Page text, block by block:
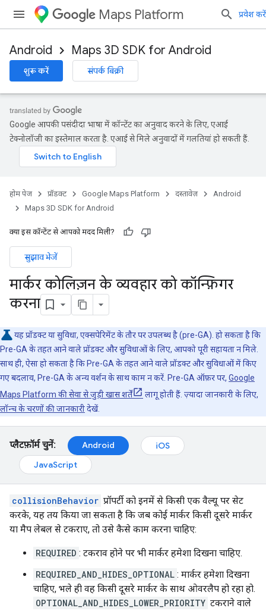
Maps Platform प्रवेश करें
Android Maps 3D SDK for Android
शुरू करें संपर्क बिक्री
Google आपकी पसंदीदा भाषा में कॉन्टेंट का अनुवाद करने के लिए, एआई
टेक्नोलॉजी का इस्तेमाल करता है. एआई से मिले अनुवादों में गलतियां हो सकती हैं.
होम पेज प्रॉडक्ट Google Maps Platform दस्तावेज़
Android
Maps 3D SDK for Android
क्या इस कॉन्टेंट से आपको मदद मिली?
सुझाव भेजें
मार्कर कोलिज़न के व्यवहार को कॉन्फ़िगर
करना
यह प्रॉडक्ट या सुविधा, एक्सपेरिमेंट के तौर पर उपलब्ध है (pre-GA). हो सकता है कि
Pre-GA के तहत आने वाले प्रॉडक्ट और सुविधाओं के लिए, आपको पूरी सहायता न मिले.
साथ ही, ऐसा हो सकता है कि Pre-GA के तहत आने वाले प्रॉडक्ट और सुविधाओं में किए
गए बदलाव, Pre-GA के अन्य वर्शन के साथ काम न करें. Pre-GA ऑफ़र पर, Google
Maps Platform की सेवा से जुड़ी खास शर्तें
लागू होती हैं. ज़्यादा जानकारी के लिए,
लॉन्च के चरणों की जानकारीदेखें.
प्लैटफ़ॉर्म चुनें: Android
iOS
JavaScript
collisionBehavior प्रॉपर्टी को इनमें से किसी एक वैल्यू पर सेट
करके, यह तय किया जा सकता है कि जब कोई मार्कर किसी दूसरे मार्कर
या मैप लेबल से टकराए, तो उसे कैसे काम करना चाहिए:
REQUIRED : टकराव होने पर भी मार्कर हमेशा दिखना चाहिए.
REQUIRED_AND_HIDES_OPTIONAL : मार्कर हमेशा दिखना
चाहिए, भले ही वह किसी दूसरे मार्कर के साथ ओवरलैप हो रहा हो.
OPTIONAL_AND_HIDES_LOWER_PRIORITY टकराने वाले